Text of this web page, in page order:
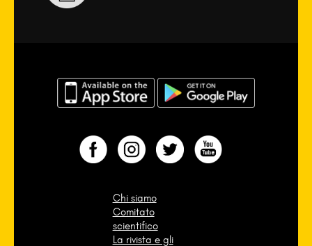
Chi siamo
Comitato
scientifico
La rivista e gli